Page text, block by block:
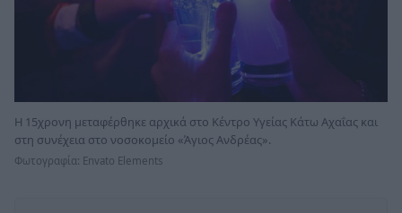
Η 15χρονη μεταφέρθηκε αρχικά στο Κέντρο Υγείας Κάτω Αχαΐας και
στη συνέχεια στο νοσοκομείο «Άγιος Ανδρέας».
Φωτογραφία: Envato Elements